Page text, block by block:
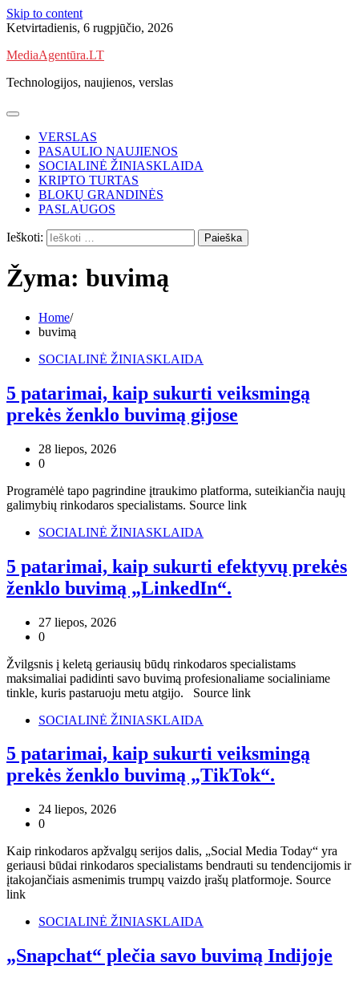
Skip to content
Ketvirtadienis, 6 rugpjūčio, 2026
MediaAgentūra.LT
Technologijos, naujienos, verslas
VERSLAS
PASAULIO NAUJIENOS
SOCIALINĖ ŽINIASKLAIDA
KRIPTO TURTAS
BLOKŲ GRANDINĖS
PASLAUGOS
Ieškoti:
Žyma: buvimą
Home
buvimą
SOCIALINĖ ŽINIASKLAIDA
5 patarimai, kaip sukurti veiksmingą
prekės ženklo buvimą gijose
28 liepos, 2026
0
Programėlė tapo pagrindine įtraukimo platforma, suteikiančia naujų
galimybių rinkodaros specialistams. Source link
SOCIALINĖ ŽINIASKLAIDA
5 patarimai, kaip sukurti efektyvų prekės
ženklo buvimą „LinkedIn“.
27 liepos, 2026
0
Žvilgsnis į keletą geriausių būdų rinkodaros specialistams
maksimaliai padidinti savo buvimą profesionaliame socialiniame
tinkle, kuris pastaruoju metu atgijo. Source link
SOCIALINĖ ŽINIASKLAIDA
5 patarimai, kaip sukurti veiksmingą
prekės ženklo buvimą „TikTok“.
24 liepos, 2026
0
Kaip rinkodaros apžvalgų serijos dalis, „Social Media Today“ yra
geriausi būdai rinkodaros specialistams bendrauti su tendencijomis ir
įtakojančiais asmenimis trumpų vaizdo įrašų platformoje. Source
link
SOCIALINĖ ŽINIASKLAIDA
„Snapchat“ plečia savo buvimą Indijoje